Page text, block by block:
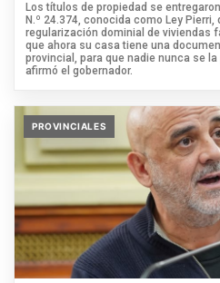
Los títulos de propiedad se
N.º 24.374, conocida como Ley
regularización dominial de viviendas
que ahora su casa tiene una
provincial, para que nadie nunca se
afirmó el gobernador.
PROVINCIALES